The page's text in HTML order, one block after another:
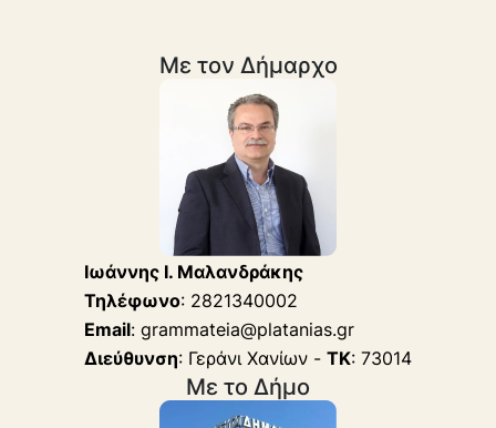
Με τον Δήμαρχο
Ιωάννης Ι. Μαλανδράκης
Τηλέφωνο: 2821340002
Email: grammateia@platanias.gr
Διεύθυνση: Γεράνι Χανίων - ΤΚ: 73014
Με το Δήμο